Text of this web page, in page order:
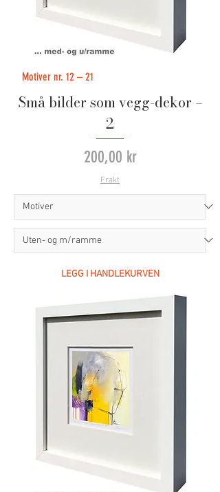
Motiver nr. 12 – 21
Små bilder som vegg-dekor –
2
Pris
200,00 kr
Frakt
LEGG I HANDLEKURVEN